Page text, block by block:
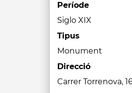
Període
Siglo XIX
Tipus
Monument
Direcció
Carrer Torrenova,